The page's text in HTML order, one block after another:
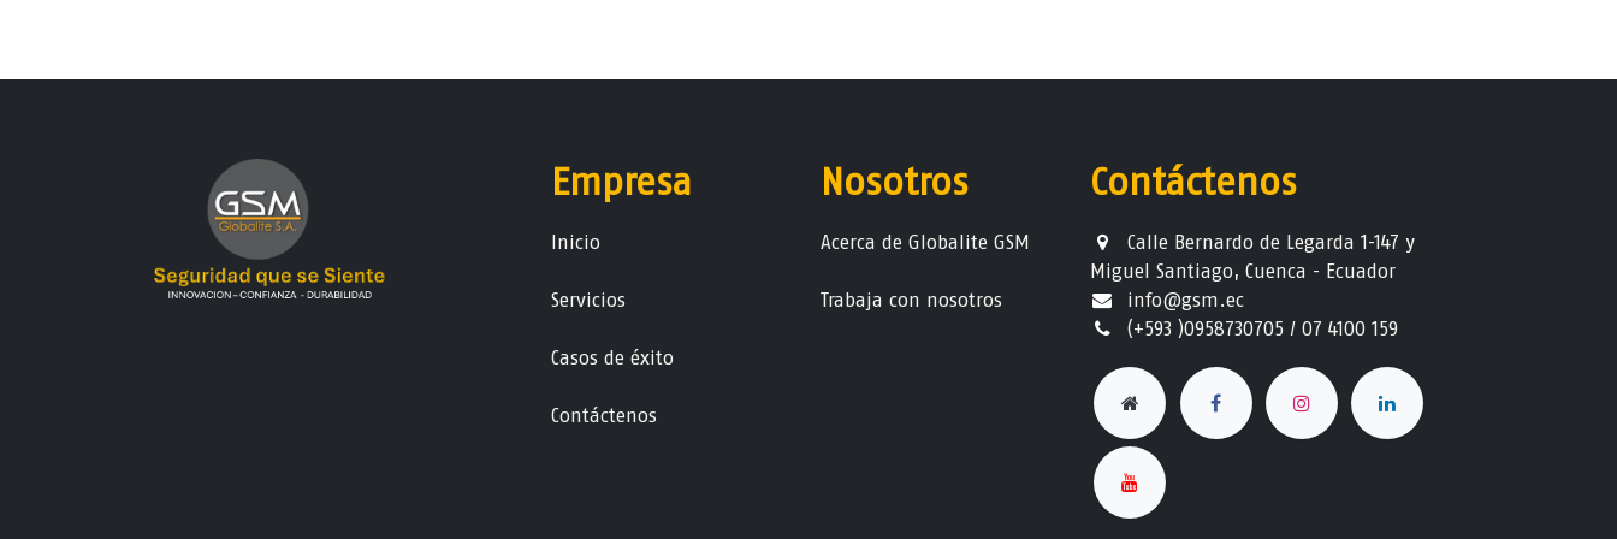
Contáctenos
Calle Bernardo de Legarda 1-147 y
Miguel Santiago, Cuenca - Ecuador
info@gsm.ec​
(+593 )0958730705 / 07 4100 159
Empresa
Ini​ci​o
Servicios
Casos de éxito
Contáctenos
Nosotros
Acerca de Globalite GSM
Trabaja con nosotros